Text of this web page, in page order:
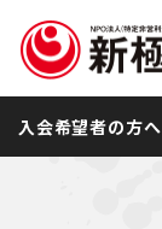
入会希望者の方へ